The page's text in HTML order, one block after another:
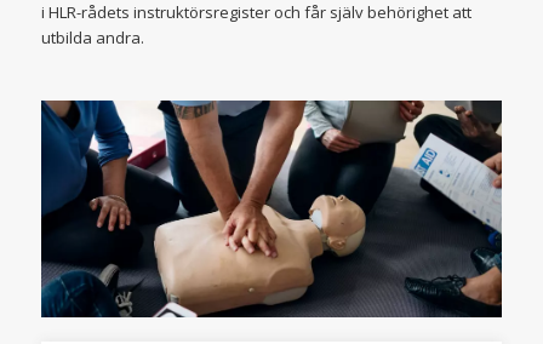
i HLR-rådets instruktörsregister och får själv behörighet att
utbilda andra.